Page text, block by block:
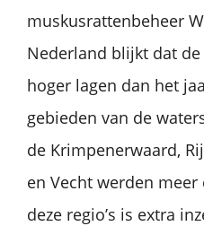
muskusrattenbeheer
Nederland blijkt dat
hoger lagen dan het
gebieden van de
de Krimpenerwaard,
en Vecht werden
deze regio’s is extra